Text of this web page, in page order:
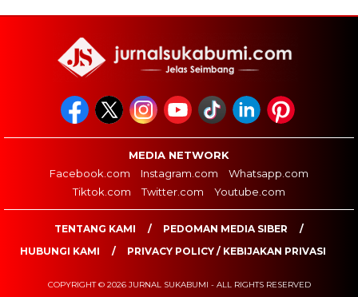
MEDIA NETWORK
Facebook.com
Instagram.com
Whatsapp.com
Tiktok.com
Twitter.com Youtube.com
TENTANG KAMI
PEDOMAN MEDIA SIBER
HUBUNGI KAMI
PRIVACY POLICY / KEBIJAKAN PRIVASI
COPYRIGHT © 2026 JURNAL SUKABUMI - ALL RIGHTS RESERVED